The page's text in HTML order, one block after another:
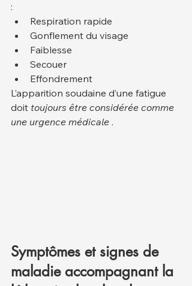
:
Respiration rapide
Gonflement du visage
Faiblesse
Secouer
Effondrement
L’apparition soudaine d’une fatigue
doit toujours être considérée comme
une urgence médicale .
Symptômes et signes de
maladie accompagnant la